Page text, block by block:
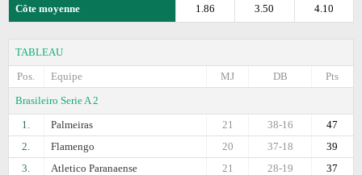
Côte moyenne 4.10
3.50
1.86
TABLEAU
Pos.
Equipe Pts
DB
MJ
Brasileiro Serie A 2
1.
Palmeiras 47
38-16
21
2.
Flamengo 39
37-18
20
3.
Atletico Paranaense 37
28-19
21